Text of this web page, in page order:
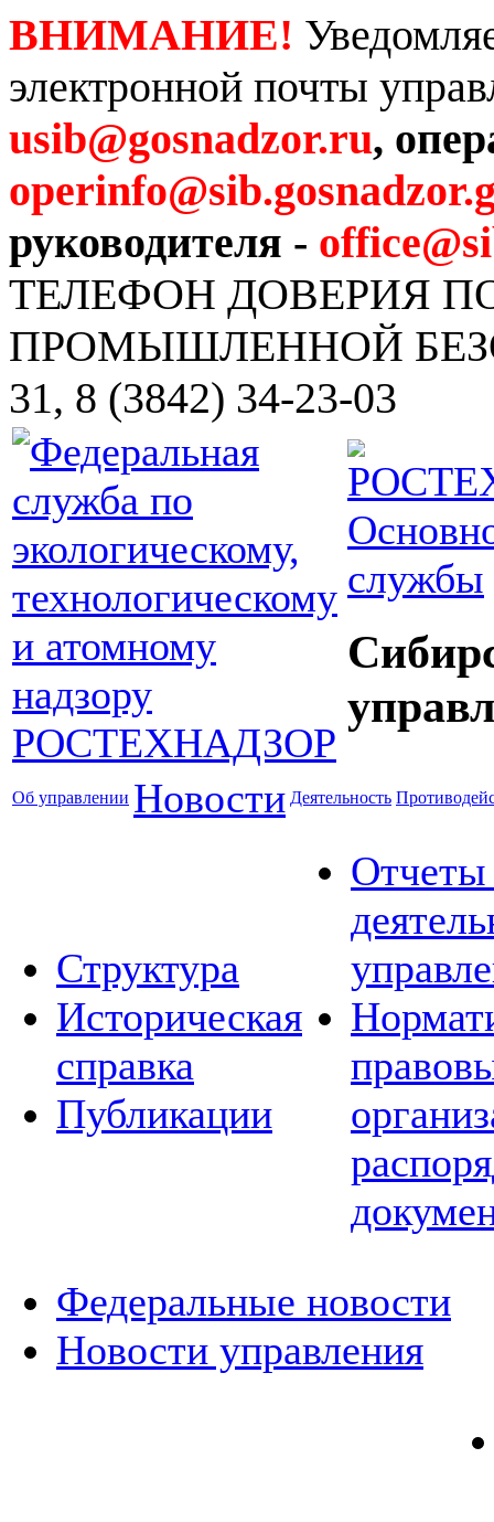
ВНИМАНИЕ!
электронной почты
usib@gosnadzor.ru,
руководителя -
ТЕЛЕФОН ДОВЕРИЯ
ПРОМЫШЛЕННОЙ
31, 8 (3842) 34-23-03
службы
Об управлении Новости Деятельность
Структура
Историческая
справка
Публикации
Отчеты
Федеральные новости
Новости управления